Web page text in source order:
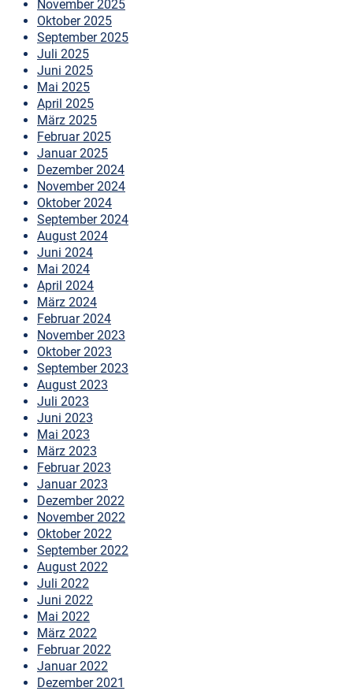
November 2025
Oktober 2025
September 2025
Juli 2025
Juni 2025
Mai 2025
April 2025
März 2025
Februar 2025
Januar 2025
Dezember 2024
November 2024
Oktober 2024
September 2024
August 2024
Juni 2024
Mai 2024
April 2024
März 2024
Februar 2024
November 2023
Oktober 2023
September 2023
August 2023
Juli 2023
Juni 2023
Mai 2023
März 2023
Februar 2023
Januar 2023
Dezember 2022
November 2022
Oktober 2022
September 2022
August 2022
Juli 2022
Juni 2022
Mai 2022
März 2022
Februar 2022
Januar 2022
Dezember 2021